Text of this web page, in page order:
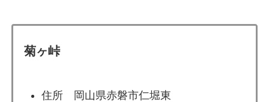
菊ヶ峠
住所 岡山県赤磐市仁堀東